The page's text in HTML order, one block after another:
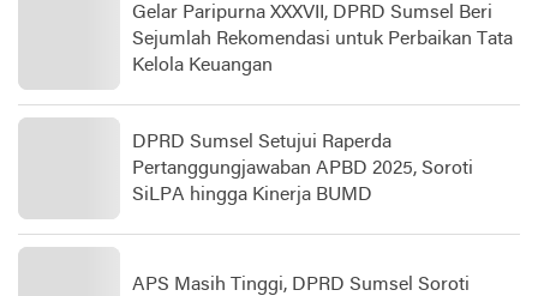
Gelar Paripurna XXXVII, DPRD Sumsel Beri
Sejumlah Rekomendasi untuk Perbaikan Tata
Kelola Keuangan
DPRD Sumsel Setujui Raperda
Pertanggungjawaban APBD 2025, Soroti
SiLPA hingga Kinerja BUMD
APS Masih Tinggi, DPRD Sumsel Soroti